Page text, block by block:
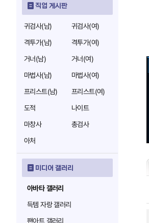
직업 게시판
귀검사(남)
귀검사(여)
격투가(남)
격투가(여)
거너(남)
거너(여)
마법사(남)
마법사(여)
프리스트(남)
프리스트(여)
도적
나이트
마창사
총검사
아처
미디어 갤러리
아바타 갤러리
득템 자랑 갤러리
팬아트 갤러리